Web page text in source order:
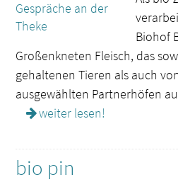
Biohof
Großenkneten Fleisch, das
gehaltenen Tieren als auch
ausgewählten Partnerhöfen
weiter lesen!
bio pin